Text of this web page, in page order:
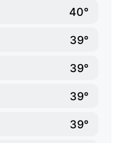
40°
39°
39°
39°
39°